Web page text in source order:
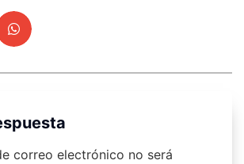
correo electrónico no será